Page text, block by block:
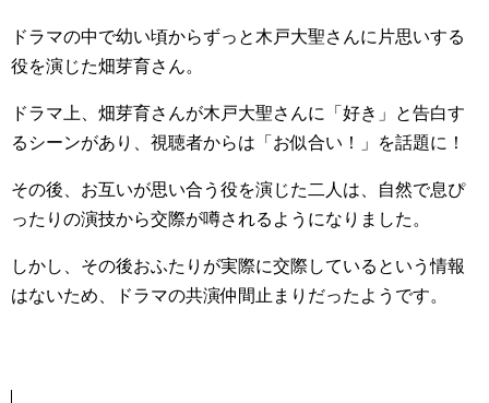
ドラマの中で幼い頃からずっと木戸大聖さんに片思いする
役を演じた畑芽育さん。
ドラマ上、畑芽育さんが木戸大聖さんに「好き」と告白す
るシーンがあり、視聴者からは「お似合い！」を話題に！
その後、お互いが思い合う役を演じた二人は、自然で息ぴ
ったりの演技から交際が噂されるようになりました。
しかし、その後おふたりが実際に交際しているという情報
はないため、ドラマの共演仲間止まりだったようです。